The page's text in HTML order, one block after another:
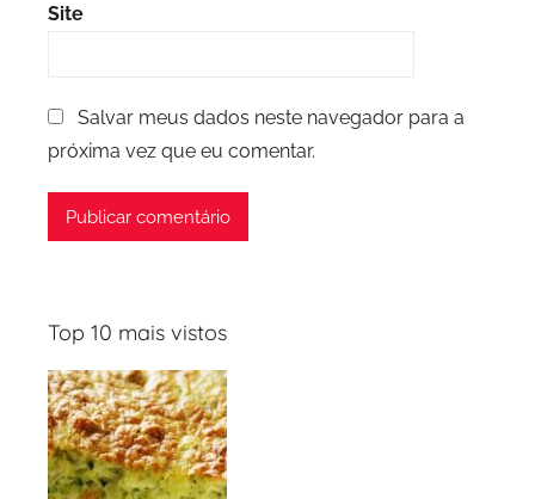
Site
Salvar meus dados neste navegador para a
próxima vez que eu comentar.
Top 10 mais vistos